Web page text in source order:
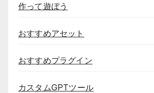
作って遊ぼう
おすすめアセット
おすすめプラグイン
カスタムGPTツール